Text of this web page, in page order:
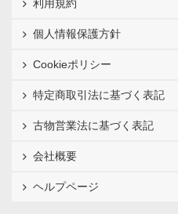
利用規約
個人情報保護方針
Cookieポリシー
特定商取引法に基づく表記
古物営業法に基づく表記
会社概要
ヘルプページ